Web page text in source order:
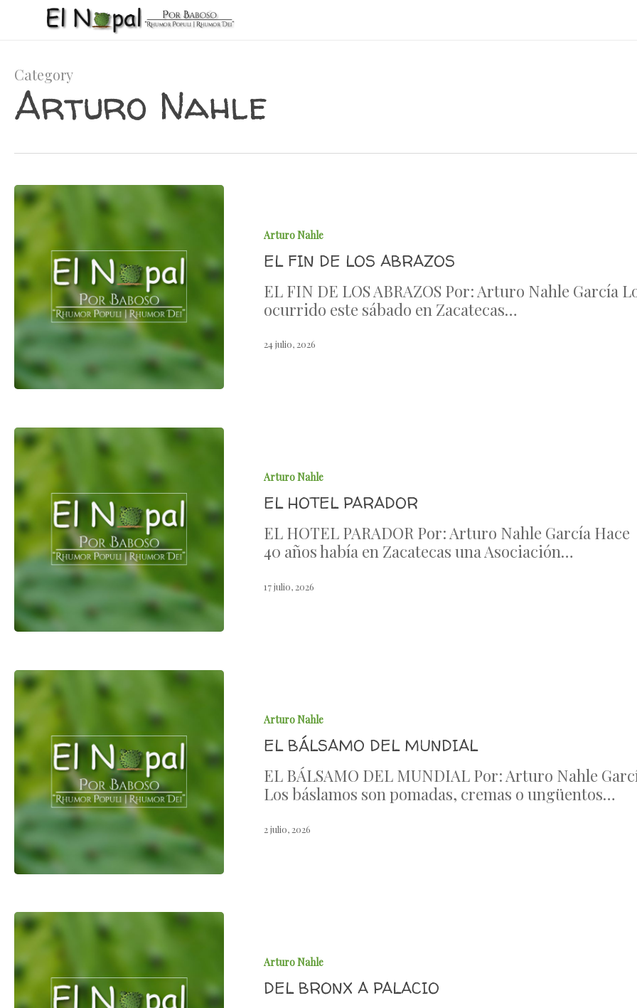
content
Category
Arturo Nahle
Arturo Nahle
EL FIN DE LOS ABRAZOS
EL FIN DE LOS ABRAZOS Por: Arturo Nahle García
ocurrido este sábado en Zacatecas…
24 julio, 2026
Arturo Nahle
EL HOTEL PARADOR
EL HOTEL PARADOR Por: Arturo Nahle García Hace
40 años había en Zacatecas una Asociación…
17 julio, 2026
Arturo Nahle
EL BÁLSAMO DEL MUNDIAL
EL BÁLSAMO DEL MUNDIAL Por: Arturo Nahle
Los báslamos son pomadas, cremas o ungüentos…
2 julio, 2026
Arturo Nahle
DEL BRONX A PALACIO